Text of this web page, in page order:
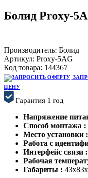
Болид Proxy-
Производитель: Болид
Артикул: Proxy-5AG
Код товара: 144367
ЦЕНУ
Гарантия 1 год
Напряжение
Способ монтажа :
Место установки :
Работа с
Интерфейс связи :
Рабочая
Габариты :